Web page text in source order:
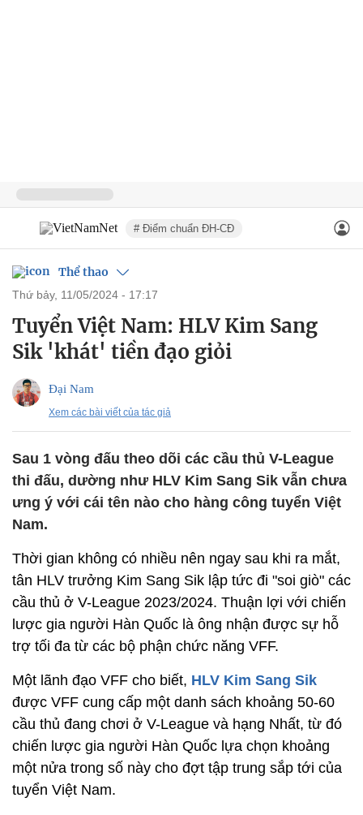
# Điểm chuẩn ĐH-CĐ
Thể thao
thứ bảy, 11/05/2024 - 17:17
Tuyển Việt Nam: HLV Kim Sang
Sik 'khát' tiền đạo giỏi
Đại Nam
Xem các bài viết của tác giả
Sau 1 vòng đấu theo dõi các cầu thủ V-League
thi đấu, dường như HLV Kim Sang Sik vẫn chưa
ưng ý với cái tên nào cho hàng công tuyển Việt
Nam.
Thời gian không có nhiều nên ngay sau khi ra mắt,
tân HLV trưởng Kim Sang Sik lập tức đi "soi giò" các
cầu thủ ở V-League 2023/2024. Thuận lợi với chiến
lược gia người Hàn Quốc là ông nhận được sự hỗ
trợ tối đa từ các bộ phận chức năng VFF.
Một lãnh đạo VFF cho biết, HLV Kim Sang Sik
được VFF cung cấp một danh sách khoảng 50-60
cầu thủ đang chơi ở V-League và hạng Nhất, từ đó
chiến lược gia người Hàn Quốc lựa chọn khoảng
một nửa trong số này cho đợt tập trung sắp tới của
tuyển Việt Nam.